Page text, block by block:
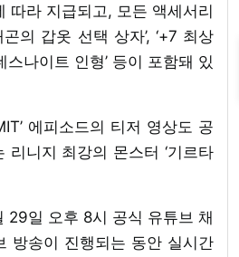
따라 지급되고, 모든 액세서리
의 갑옷 선택 상자’, ‘+7 최상
스나이트 인형’ 등이 포함돼 있
에피소드의 티저 영상도 공
니지 최강의 몬스터 ‘기르타
29일 오후 8시 공식 유튜브 채
방송이 진행되는 동안 실시간